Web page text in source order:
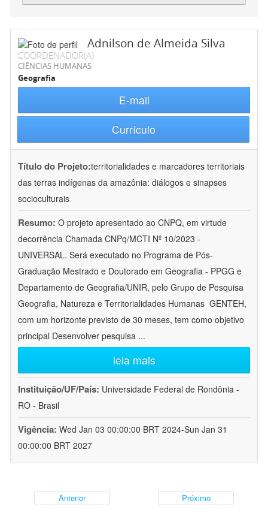
Adnilson de Almeida Silva
COORDENADOR(A)
CIÊNCIAS HUMANAS
Geografia
E-mail
Currículo
Título do Projeto:territorialidades e marcadores territoriais
das terras indígenas da amazônia: diálogos e sinapses
socioculturais
Resumo: O projeto apresentado ao CNPQ, em virtude
decorrência Chamada CNPq/MCTI Nº 10/2023 -
UNIVERSAL. Será executado no Programa de Pós-
Graduação Mestrado e Doutorado em Geografia - PPGG e
Departamento de Geografia/UNIR, pelo Grupo de Pesquisa
Geografia, Natureza e Territorialidades Humanas  GENTEH,
com um horizonte previsto de 30 meses, tem como objetivo
principal Desenvolver pesquisa ...
leia mais
Instituição/UF/País: Universidade Federal de Rondônia -
RO - Brasil
Vigência: Wed Jan 03 00:00:00 BRT 2024-Sun Jan 31
00:00:00 BRT 2027
Anterior Próximo